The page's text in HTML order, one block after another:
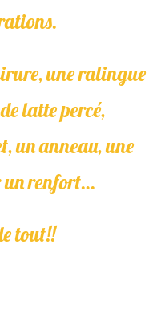
.
une ralingue
latte percé,
un anneau, une
un renfort…
tout!!